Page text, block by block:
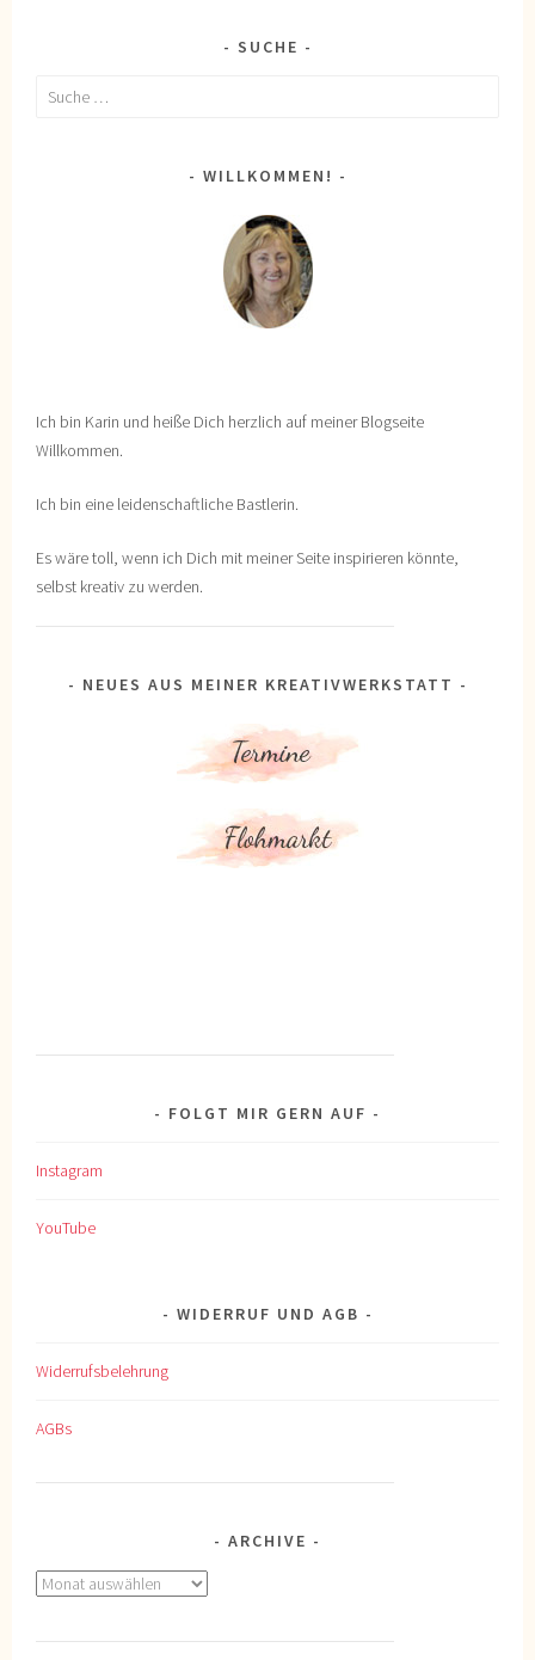
SUCHE
Suche
WILLKOMMEN!
Ich bin Karin und heiße Dich herzlich auf meiner Blogseite
Willkommen.
Ich bin eine leidenschaftliche Bastlerin.
Es wäre toll, wenn ich Dich mit meiner Seite inspirieren könnte,
selbst kreativ zu werden.
NEUES AUS MEINER KREATIVWERKSTATT
FOLGT MIR GERN AUF
Instagram
YouTube
WIDERRUF UND AGB
Widerrufsbelehrung
AGBs
ARCHIVE
Archive